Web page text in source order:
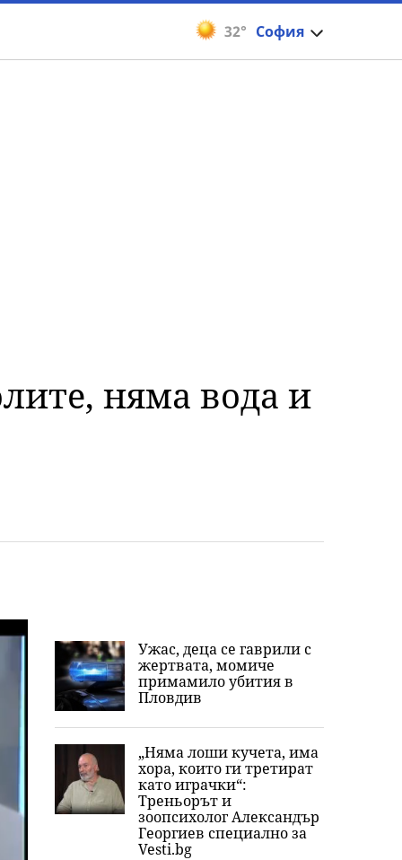
32° София
няма вода и
Ужас, деца се гаврили с
жертвата, момиче
примамило убития в
Пловдив
„Няма лоши кучета, има
хора, които ги третират
като играчки“:
Треньорът и
зоопсихолог Александър
Георгиев специално за
Vesti.bg